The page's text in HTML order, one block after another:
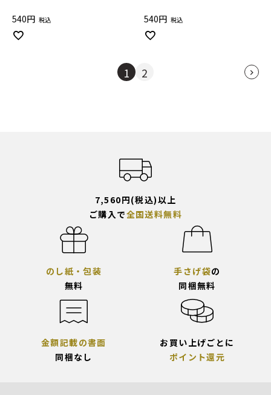
540 税込 540 税込
1 2
7,560円(税込)以上
ご購入で全国送料無料
のし紙・包装
無料
手さげ袋の
同梱無料
金額記載の書面
同梱なし
お買い上げごとに
ポイント還元